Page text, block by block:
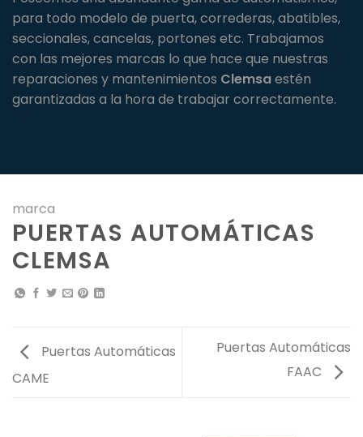
para todo modelo de puerta, correderas, abatibles,
seccionales, cancelas, portones etc. Trabajamos
con las mejores marcas lo que hace que nuestras
reparaciones y mantenimientos Clemsaestén
garantizadas a la hora de trabajar correctamente.
marca
PUERTAS AUTOMÁTICAS
CLEMSA
Puertas Automáticas
CAME
Puertas Automáticas
FAAC